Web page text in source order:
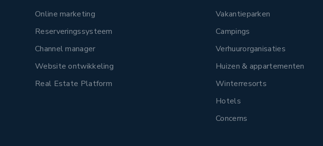
Online marketing
Reserveringssysteem
Channel manager
Website ontwikkeling
Real Estate Platform
Vakantieparken
Campings
Verhuurorganisaties
Huizen & appartementen
Winterresorts
Hotels
Concerns